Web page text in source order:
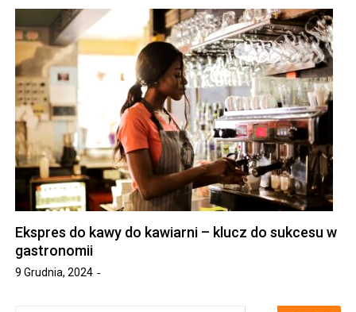
Ekspres do kawy do kawiarni – klucz do sukcesu w
gastronomii
9 Grudnia, 2024